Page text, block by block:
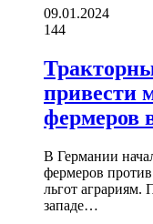
09.01.2024
144
привести
фермеров
В Германии
фермеров
льгот
западе…